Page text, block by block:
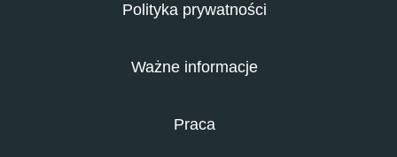
Polityka prywatności
Ważne informacje
Praca